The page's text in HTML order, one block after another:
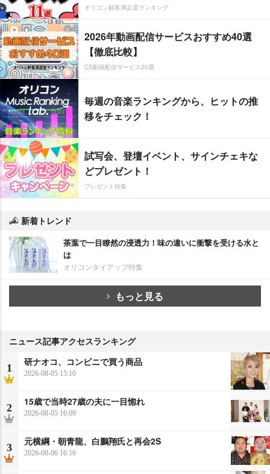
オリコン顧客満足度ランキング
2026年動画配信サービスおすすめ40選
【徹底比較】
CS動画配信サービス20選
毎週の音楽ランキングから、ヒットの推
移をチェック！
試写会、登壇イベント、サインチェキな
どプレゼント！
プレゼント特集
新着トレンド
茶葉で一目瞭然の浸透力！味の違いに衝撃を受ける水と
は
オリコンタイアップ特集
もっと見る
ニュース記事アクセスランキング
1
研ナオコ、コンビニで買う商品
2026-08-05 15:10
2
15歳で当時27歳の夫に一目惚れ
2026-08-05 16:09
3
元横綱・朝青龍、白鵬翔氏と再会2S
2026-08-06 16:16